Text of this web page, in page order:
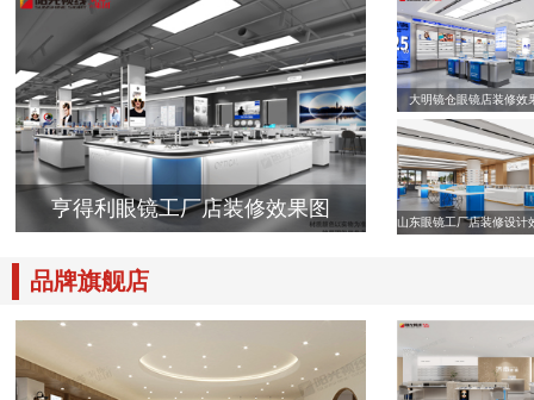
亨得利眼镜工厂店装修效果图
大明镜仓眼镜店装修效
山东眼镜工厂店装修设计
品牌旗舰店